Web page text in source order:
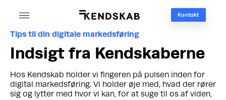
Kontakt
Tips til din digitale markedsføring
Indsigt fra Kendskaberne
Hos Kendskab holder vi fingeren på pulsen inden for
digital markedsføring. Vi holder øje med, hvad der rører
sig og lytter med hvor vi kan, for at suge til os af viden,